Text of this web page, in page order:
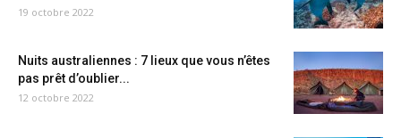
19 octobre 2022
Nuits australiennes : 7 lieux que vous n’êtes
pas prêt d’oublier...
12 octobre 2022